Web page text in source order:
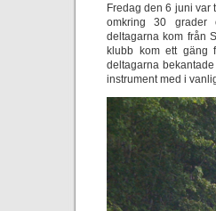
Fredag den 6 juni var
omkring 30 grader
deltagarna kom från
klubb kom ett gäng
deltagarna
instrument med i